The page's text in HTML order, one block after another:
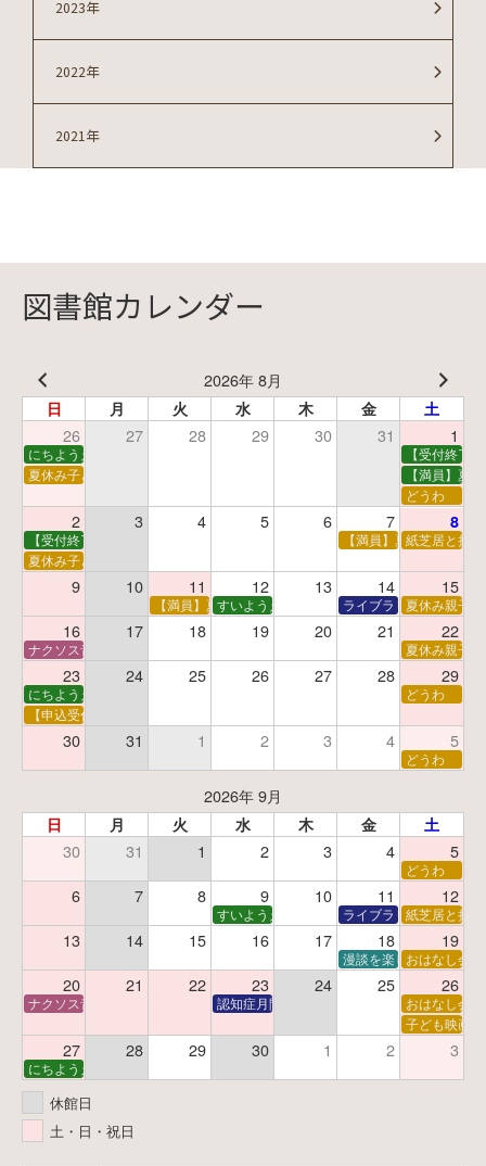
2023年
2022年
2021年
図書館カレンダー
2026年 8月
日 月 火 水 木 金 土
26 27 28 29 30 31 1
にちようえほん
【受付終了
夏休み子ども映画会
【満員】夏
どうわ
2 3 4 5 6 7 8
【受付終了】親子で挑戦！調べ学習ワークショップ 【満員】夏休み科学あ
紙芝居と折
夏休み子ども平和映画会
9 10 11 12 13 14 15
【満員】夏休みおはなし工作会
すいようえほん ライブラリーシアター
夏休み親子
16 17 18 19 20 21 22
ナクソス音楽会 第5回 NHK交響楽団創立100年 夏休み親子
23 24 25 26 27 28 29
にちようえほん
どうわ
【申込受付中】ゆうべのこわ～いおはなし会
30 31 1 2 3 4 5
どうわ
2026年 9月
日 月 火 水 木 金 土
30 31 1 2 3 4 5
どうわ
6 7 8 9 10 11 12
すいようえほん ライブラリーシアター
紙芝居と折
13 14 15 16 17 18 19
漫談を楽しむ会 ～漫談
おはなし会
20 21 22 23 24 25 26
ナクソス音楽会 第6回 宇宙を感じるクラシック認知症月間 特別映画会「調査屋マオさんの恋
おはなし会
子ども映画会
27 28 29 30 1 2 3
にちようえほん
休館日
土・日・祝日